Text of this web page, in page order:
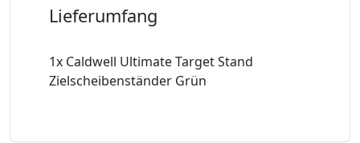
Lieferumfang
1x Caldwell Ultimate Target Stand
Zielscheibenständer Grün